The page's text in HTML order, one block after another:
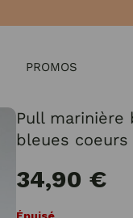
PROMOS
Pull marinière
bleues coeurs
34,90 €